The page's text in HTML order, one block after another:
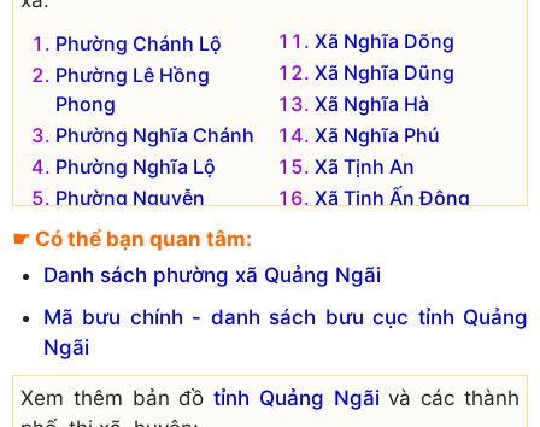
Phường Chánh Lộ
Phường Lê Hồng
Phong
Phường Nghĩa Chánh
Phường Nghĩa Lộ
Phường Nguyễn
Nghiêm
Phường Quảng Phú
Phường Trần Hưng
Đạo
Phường Trần Phú
Phường Trương
Quang Trọng
Xã Nghĩa Dõng
Xã Nghĩa Dũng
Xã Nghĩa Hà
Xã Nghĩa Phú
Xã Tịnh An
Xã Tịnh Ấn Đông
Xã Tịnh Hòa
Xã Tịnh Khê
Xã Tịnh Long
Xã Tịnh Thiện
☛ Có thể bạn quan tâm:
Danh sách phường xã Quảng Ngãi
Mã bưu chính - danh sách bưu cục tỉnh Quảng
Ngãi
Xem thêm bản đồtỉnh Quảng Ngãivà các thành